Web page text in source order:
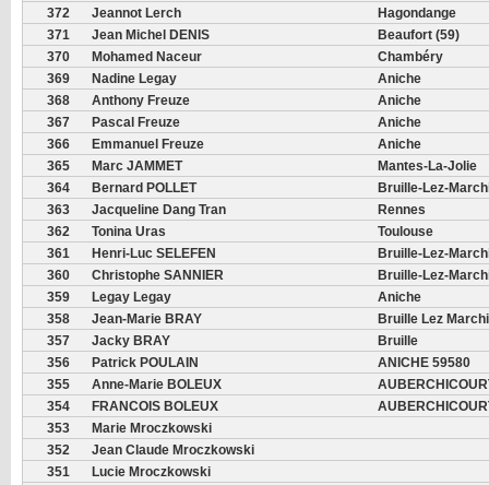
372
Jeannot Lerch
Hagondange
371
Jean Michel DENIS
Beaufort (59)
370
Mohamed Naceur
Chambéry
369
Nadine Legay
Aniche
368
Anthony Freuze
Aniche
367
Pascal Freuze
Aniche
366
Emmanuel Freuze
Aniche
365
Marc JAMMET
Mantes-La-Jolie
364
Bernard POLLET
Bruille-Lez-
363
Jacqueline Dang Tran
Rennes
362
Tonina Uras
Toulouse
361
Henri-Luc SELEFEN
Bruille-Lez-
360
Christophe SANNIER
Bruille-Lez-
359
Legay Legay
Aniche
358
Jean-Marie BRAY
Bruille Lez
357
Jacky BRAY
Bruille
356
Patrick POULAIN
ANICHE 59580
355
Anne-Marie BOLEUX
354
FRANCOIS BOLEUX
353
Marie Mroczkowski
352
Jean Claude Mroczkowski
351
Lucie Mroczkowski